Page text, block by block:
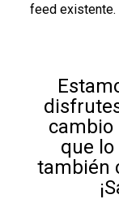
feed existente.
cambio
que
también